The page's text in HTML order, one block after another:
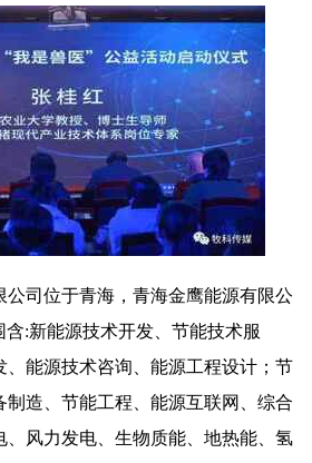
公司位于青海，青海金鹰能源有限公
含:新能源技术开发、节能技术服
、能源技术咨询、能源工程设计；节
制造、节能工程、能源互联网、综合
、风力发电、生物质能、地热能、氢